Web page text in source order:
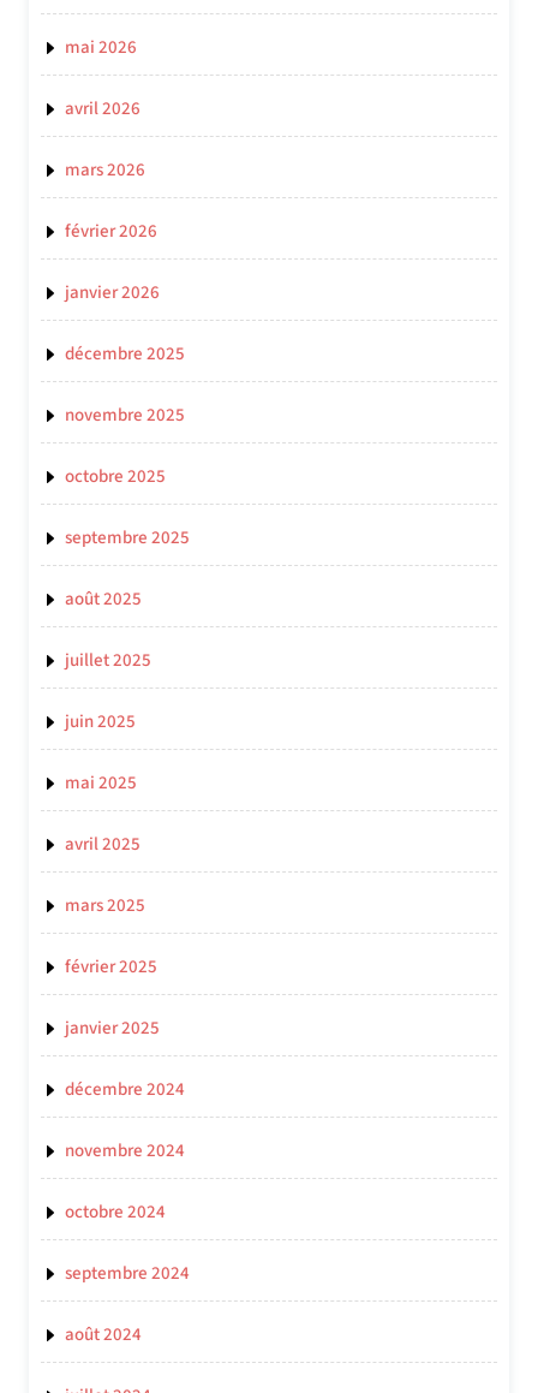
mai 2026
avril 2026
mars 2026
février 2026
janvier 2026
décembre 2025
novembre 2025
octobre 2025
septembre 2025
août 2025
juillet 2025
juin 2025
mai 2025
avril 2025
mars 2025
février 2025
janvier 2025
décembre 2024
novembre 2024
octobre 2024
septembre 2024
août 2024